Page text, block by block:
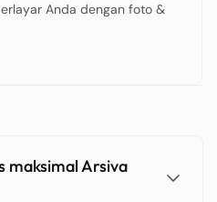
Anda dengan foto &
maksimal Arsiva